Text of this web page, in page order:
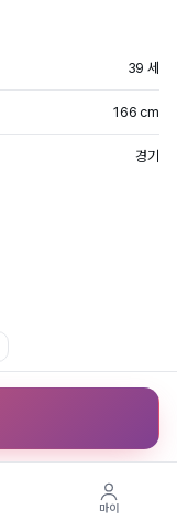
39 세
166 cm
경기
마이